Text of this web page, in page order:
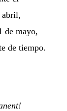
abril,
de mayo,
de tiempo.